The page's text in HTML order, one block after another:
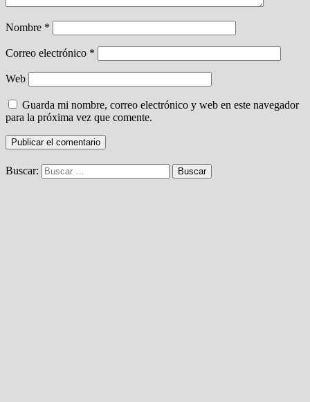
Nombre *
Correo electrónico *
Web
Guarda mi nombre, correo electrónico y web en este navegador
para la próxima vez que comente.
Buscar: